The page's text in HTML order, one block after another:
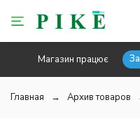
Магазин працює
Главная Архив товаров